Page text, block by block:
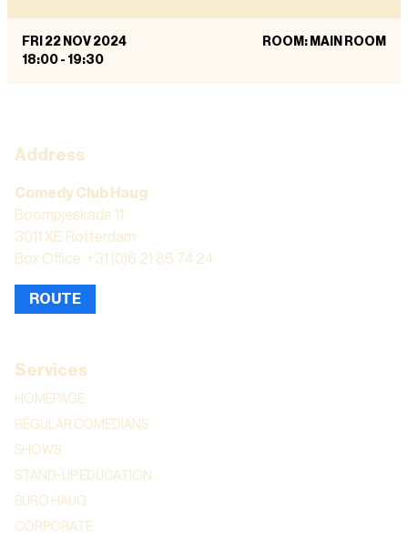
FRI 22 NOV 2024
18:00 - 19:30
ROOM: MAIN ROOM
Address
Comedy Club Haug
Boompjeskade 11
3011 XE Rotterdam
Box Office: +31 (0)6 21 86 74 24
ROUTE
Services
HOMEPAGE
REGULAR COMEDIANS
SHOWS
STAND-UP EDUCATION
BURO HAUG
CORPORATE